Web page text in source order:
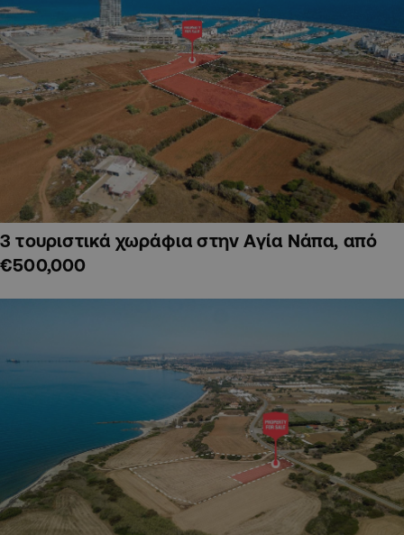
3 τουριστικά χωράφια στην Αγία Νάπα, από
€500,000